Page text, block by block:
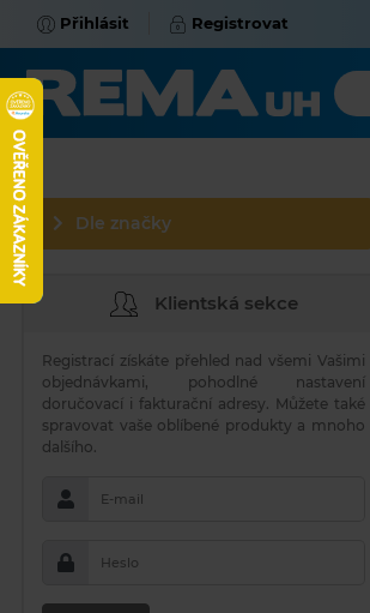
Přihlásit Registrovat
Dle značky
Klientská sekce
Registrací získáte přehled nad všemi Vašimi
objednávkami, pohodlné nastavení
doručovací i fakturační adresy. Můžete také
spravovat vaše oblíbené produkty a mnoho
dalšího.
E-mail
Heslo